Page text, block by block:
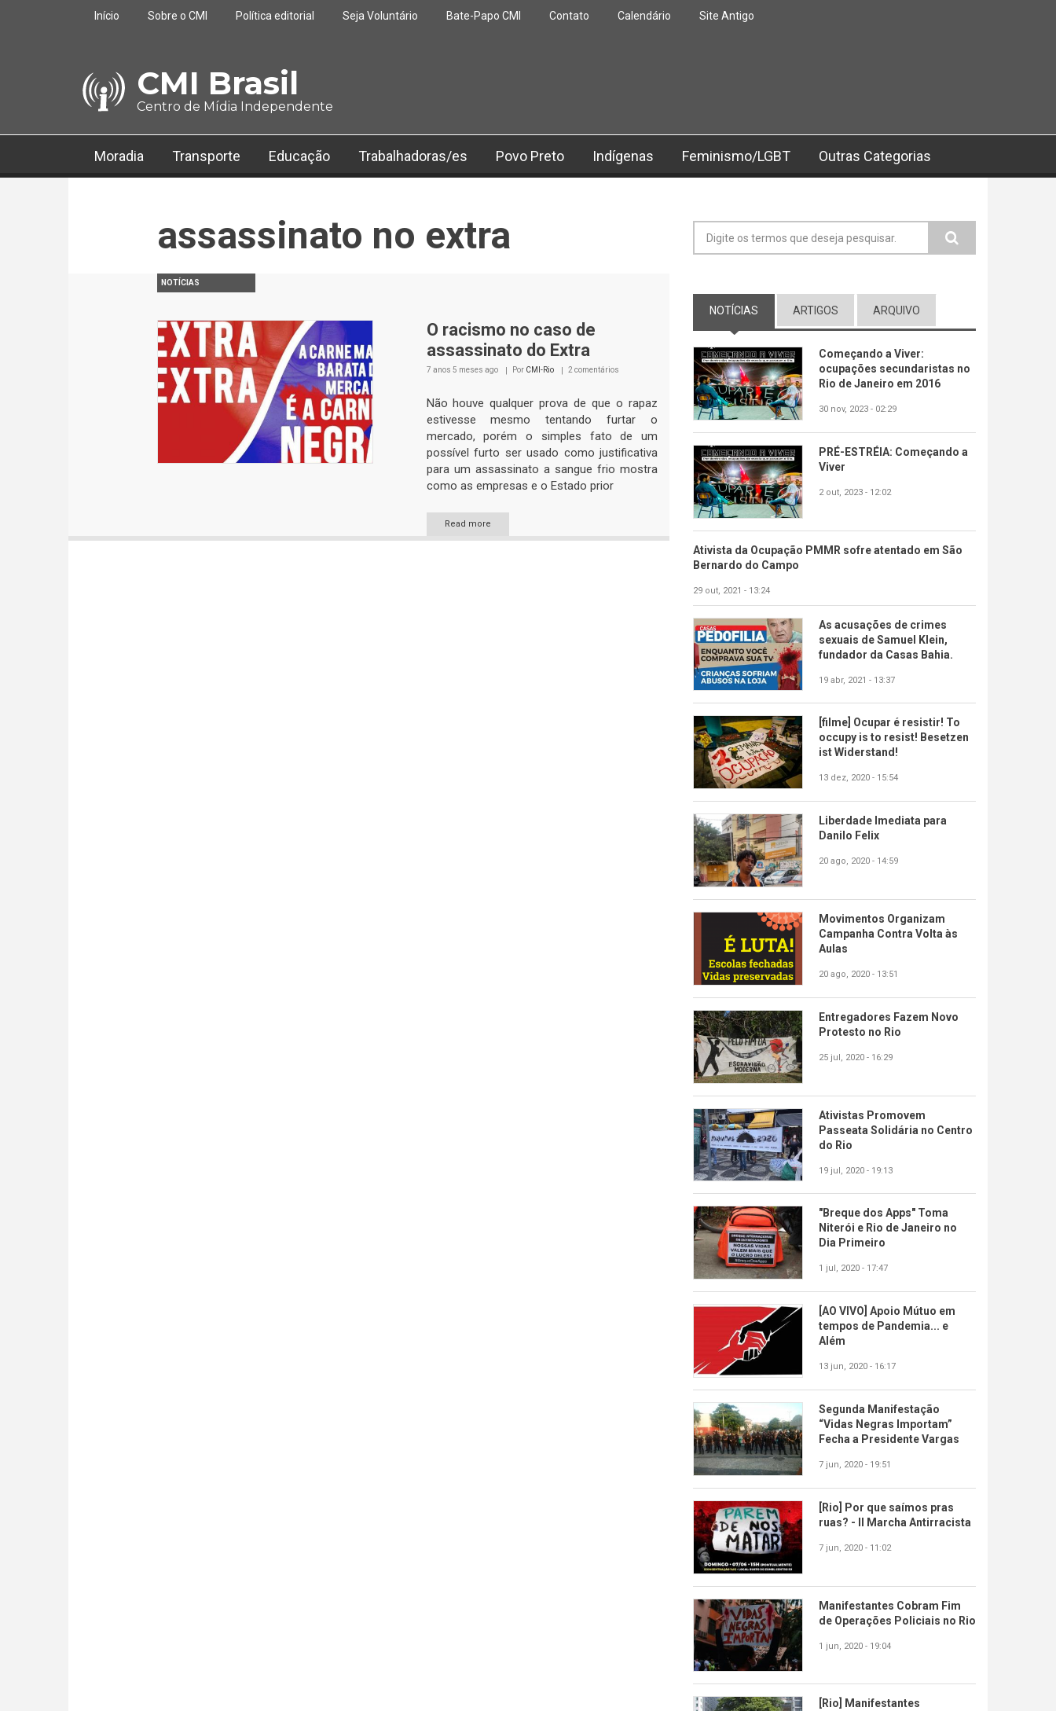
Pular para o conteúdo principal
Início Sobre o CMI Política editorial Seja Voluntário Bate-Papo CMI Contato Calendário Site Antigo
CMI Brasil
Centro de Mídia Independente
Moradia Transporte Educação Trabalhadoras/es Povo Preto Indígenas Feminismo/LGBT Outras Categorias
assassinato no extra
NOTÍCIAS
O racismo no caso de
assassinato do Extra
7 anos 5 meses ago Por CMI-Rio 2 comentários
Não houve qualquer prova de que o rapaz
estivesse mesmo tentando furtar o
mercado, porém o simples fato de um
possível furto ser usado como justificativa
para um assassinato a sangue frio mostra
como as empresas e o Estado prior
Read more
Formulário de busca
NOTÍCIAS (ABA ATIVA)
ARTIGOS ARQUIVO
Começando a Viver:
ocupações secundaristas no
Rio de Janeiro em 2016
30 nov, 2023 - 02:29
PRÉ-ESTRÉIA: Começando a
Viver
2 out, 2023 - 12:02
Ativista da Ocupação PMMR sofre atentado em São
Bernardo do Campo
29 out, 2021 - 13:24
As acusações de crimes
sexuais de Samuel Klein,
fundador da Casas Bahia.
19 abr, 2021 - 13:37
[filme] Ocupar é resistir! To
occupy is to resist! Besetzen
ist Widerstand!
13 dez, 2020 - 15:54
Liberdade Imediata para
Danilo Felix
20 ago, 2020 - 14:59
Movimentos Organizam
Campanha Contra Volta às
Aulas
20 ago, 2020 - 13:51
Entregadores Fazem Novo
Protesto no Rio
25 jul, 2020 - 16:29
Ativistas Promovem
Passeata Solidária no Centro
do Rio
19 jul, 2020 - 19:13
"Breque dos Apps" Toma
Niterói e Rio de Janeiro no
Dia Primeiro
1 jul, 2020 - 17:47
[AO VIVO] Apoio Mútuo em
tempos de Pandemia... e
Além
13 jun, 2020 - 16:17
Segunda Manifestação
“Vidas Negras Importam”
Fecha a Presidente Vargas
7 jun, 2020 - 19:51
[Rio] Por que saímos pras
ruas? - II Marcha Antirracista
7 jun, 2020 - 11:02
Manifestantes Cobram Fim
de Operações Policiais no Rio
1 jun, 2020 - 19:04
[Rio] Manifestantes